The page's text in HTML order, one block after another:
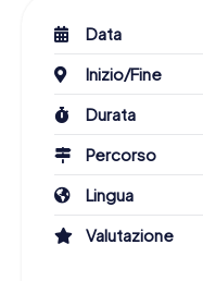
Data
Inizio/Fine
Durata
Percorso
Lingua
Valutazione